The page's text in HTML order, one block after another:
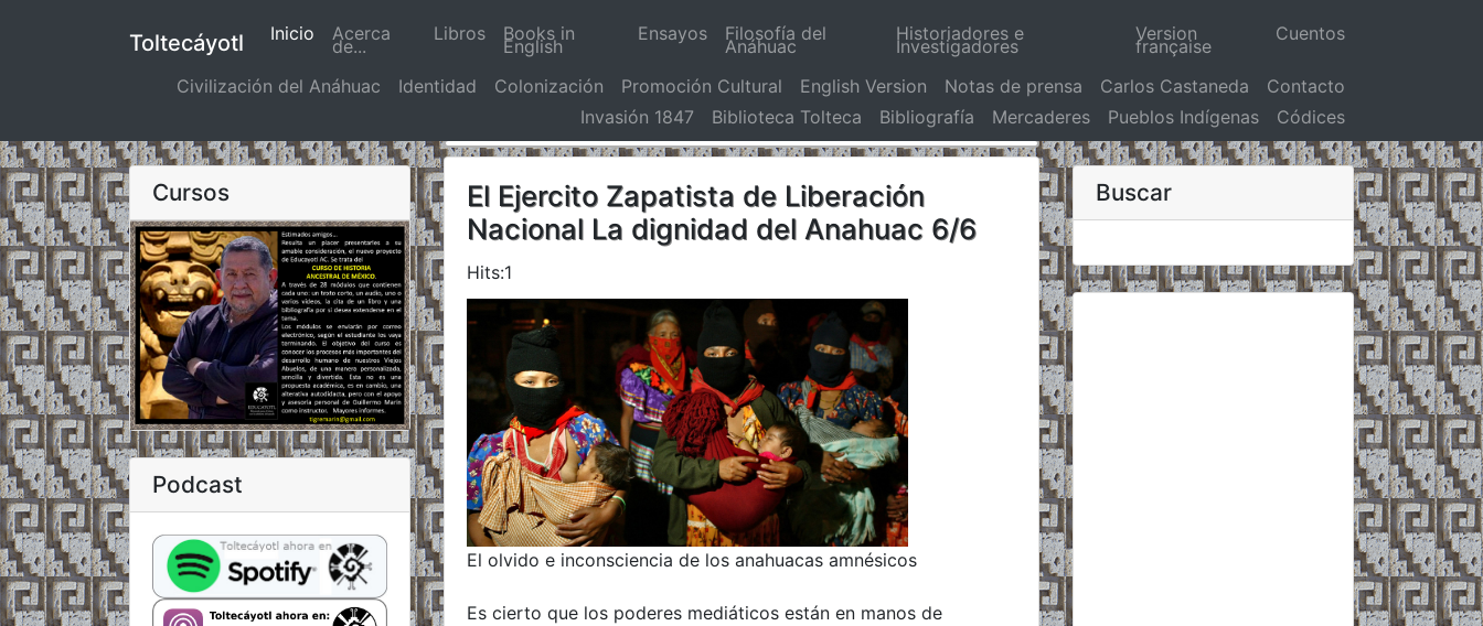
Toltecáyotl Inicio (actual)
Acerca
de...
Libros Books in
English
Ensayos Filosofía del
Anáhuac
Historiadores e
Investigadores
Version
française
Cuentos
Civilización del Anáhuac Identidad Colonización Promoción Cultural English Version Notas de prensa Carlos Castaneda
Contacto
Invasión 1847
Biblioteca Tolteca Bibliografía Mercaderes Pueblos Indígenas Códices
Cursos
Podcast
El Ejercito Zapatista de Liberación
Nacional La dignidad del Anahuac 6/6
Hits:1
El olvido e inconsciencia de los anahuacas amnésicos
Es cierto que los poderes mediáticos están en manos de
Buscar